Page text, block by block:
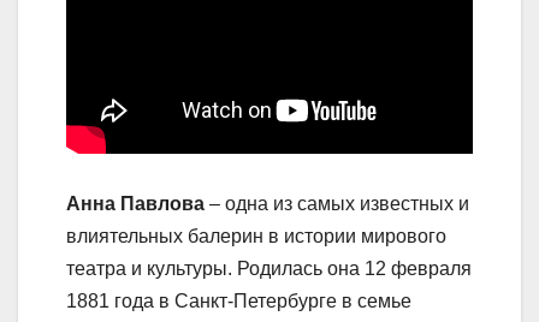
Анна Павлова – одна из самых известных и
влиятельных балерин в истории мирового
театра и культуры. Родилась она 12 февраля
1881 года в Санкт-Петербурге в семье